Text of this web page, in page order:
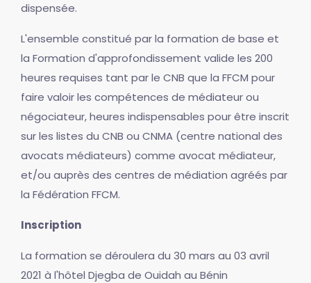
dispensée.
L'ensemble constitué par la formation de base et
la Formation d'approfondissement valide les 200
heures requises tant par le CNB que la FFCM pour
faire valoir les compétences de médiateur ou
négociateur, heures indispensables pour être inscrit
sur les listes du CNB ou CNMA (centre national des
avocats médiateurs) comme avocat médiateur,
et/ou auprès des centres de médiation agréés par
la Fédération FFCM.
Inscription
La formation se déroulera du 30 mars au 03 avril
2021 à l'hôtel Djegba de Ouidah au Bénin